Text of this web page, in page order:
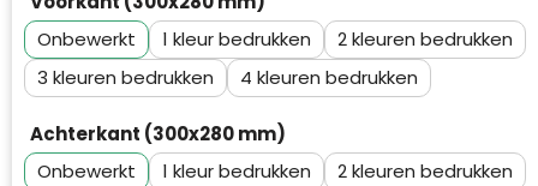
Waterman
Onbewerkt
1
2
3
4
Achterkant (300x280 mm)
Onbewerkt
1
2